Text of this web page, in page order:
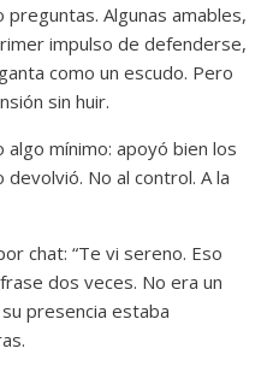
preguntas. Algunas amables,
impulso de defenderse,
como un escudo. Pero
sin huir.
mínimo: apoyó bien los
No al control. A la
chat: “Te vi sereno. Eso
dos veces. No era un
presencia estaba